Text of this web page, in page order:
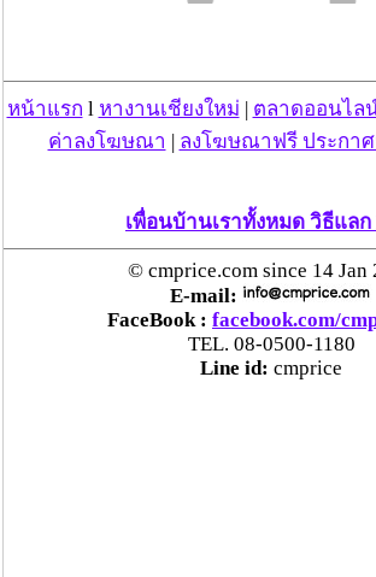
หน้าแรก l หางานเชียงใหม่ ตลาดออนไล
ค่าลงโฆษณา
ลงโฆษณาฟรี ประกา
เพื่อนบ้านเราทั้งหมด วิธีแล
© cmprice.com since 14 Jan
E-mail:
FaceBook : facebook.com/
TEL. 08-0500-1180
Line id: cmprice